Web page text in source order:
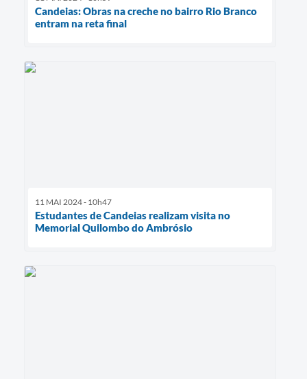
Candeias: Obras na creche no bairro Rio Branco
entram na reta final
11 MAI 2024 - 10h47
Estudantes de Candeias realizam visita no
Memorial Quilombo do Ambrósio